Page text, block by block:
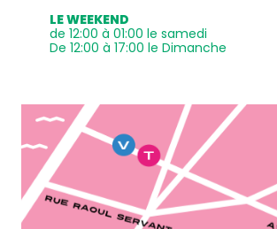
LE WEEKEND
de 12:00 à 01:00 le samedi
De 12:00 à 17:00 le Dimanche